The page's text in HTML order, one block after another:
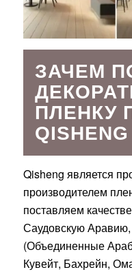
ЗАЧЕМ
ПЛЕНКУ
QISHENG
Qisheng является
производителем
поставляем
Саудовскую
(Объединенные
Кувейт, Бахрейн,